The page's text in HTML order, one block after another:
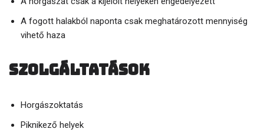
A fogott halakból naponta csak meghatározott mennyiség
vihető haza
Szolgáltatások
Horgászoktatás
Piknikező helyek